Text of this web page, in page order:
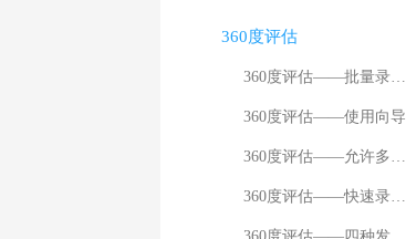
其它问题
高级分析
效率工具
账号安全
360度评估
360度评估——批量录入评价关系
360度评估——使用向导
360度评估——允许多次评价
360度评估——快速录入题目